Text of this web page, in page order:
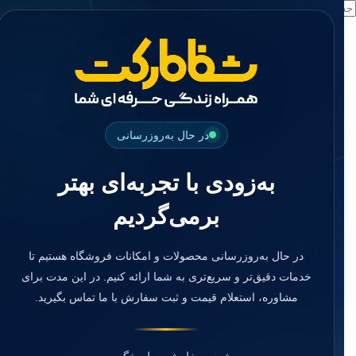
در حال به‌روزرسانی
به‌زودی با تجربه‌ای بهتر
برمی‌گردیم
در حال به‌روزرسانی محصولات و امکانات فروشگاه هستیم تا
خدمات دقیق‌تر و سریع‌تری به شما ارائه کنیم. در این مدت برای
مشاوره، استعلام قیمت و ثبت سفارش با ما تماس بگیرید.
جستجو
صفحه اصلی
دندانپزشکی
مواد ترمیمی
کامپوزیت
اسید اچ
باندینگ
بلیچینگ